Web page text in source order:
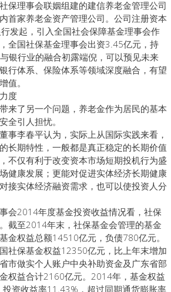
保理事会联姻组建的建信养老金管理公司
首家养老金资产管理公司。公司注册资本
发起，引入全国社会保障基金理事会作
全国社保基金理事会出资3.45亿元，持
银行业的融合初露端倪，可以预见未来
行体系、保险体系等领域深度融合，有望
值。
度
来了另一个问题，养老金作为居民的基本
全引人担忧。
事李春平认为，实际上从国际实践来看，
长期特性，一般都是真正稳定的长期价值
不仅有利于改变资本市场短期投机行为盛
健康发展；更能对促进实体经济长期健康
接实体经济融资需求，也可以使投资人分
会2014年度基金投资收益情况看，社保
截至2014年末，社保基金会管理的基金
金权益总额14510亿元，负债780亿元。
社保基金权益12350亿元，比上年末增加
市做实个人账户中央补助资金及广东省部
权益合计2160亿元。2014年，基金权益
资收益率11.43%，超过同期通货膨胀率